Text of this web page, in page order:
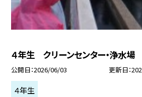
４年生 クリーンセンター・浄水場
公開日 2026/06/03 更新日
４年生